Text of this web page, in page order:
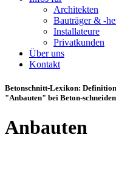
Architekten
Bauträger & -
Installateure
Privatkunden
Über uns
Kontakt
Betonschnitt-Lexikon:
"Anbauten" bei Beton-
Anbauten